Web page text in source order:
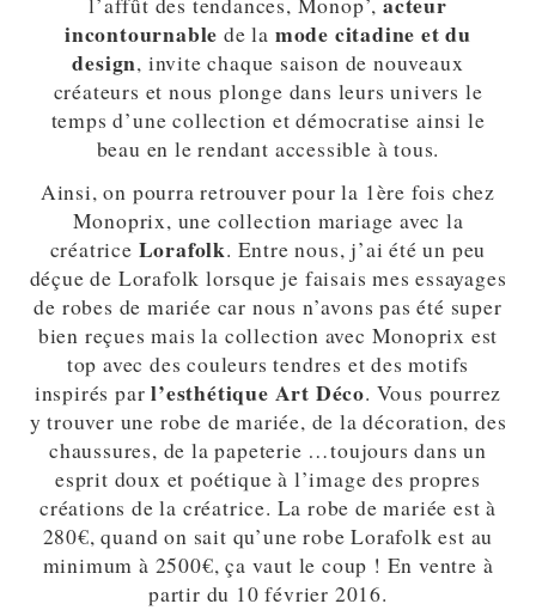
incontournable de la mode citadine et du
design, invite chaque saison de nouveaux
créateurs et nous plonge dans leurs univers le
temps d’une collection et démocratise ainsi le
beau en le rendant accessible à tous.
Ainsi, on pourra retrouver pour la 1ère fois chez
Monoprix, une collection mariage avec la
créatrice Lorafolk. Entre nous, j’ai été un peu
déçue de Lorafolk lorsque je faisais mes essayages
de robes de mariée car nous n’avons pas été super
bien reçues mais la collection avec Monoprix est
top avec des couleurs tendres et des motifs
inspirés parl’esthétique Art Déco. Vous pourrez
y trouver une robe de mariée, de la décoration, des
chaussures, de la papeterie …toujours dans un
esprit doux et poétique à l’image des propres
créations de la créatrice. La robe de mariée est à
280€, quand on sait qu’une robe Lorafolk est au
minimum à 2500€, ça vaut le coup ! En ventre à
partir du 10 février 2016.